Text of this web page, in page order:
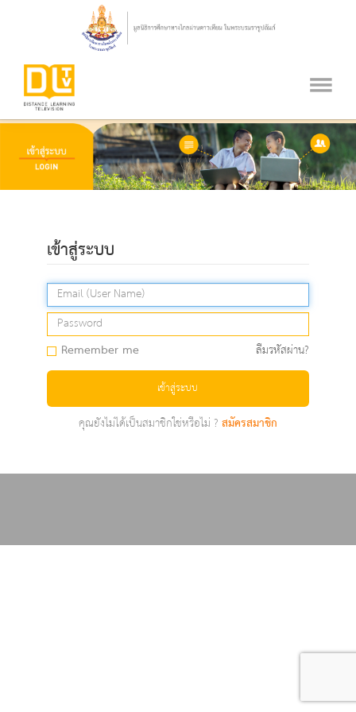
เข้าสู่ระบบ
Remember me ลืมรหัสผ่าน?
เข้าสู่ระบบ
คุณยังไม่ได้เป็นสมาชิกใช่หรือไม่ ?สมัครสมาชิก